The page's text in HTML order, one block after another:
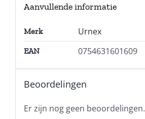
Aanvullende informatie
Merk Urnex
EAN 0754631601609
Beoordelingen
Er zijn nog geen beoordelingen.